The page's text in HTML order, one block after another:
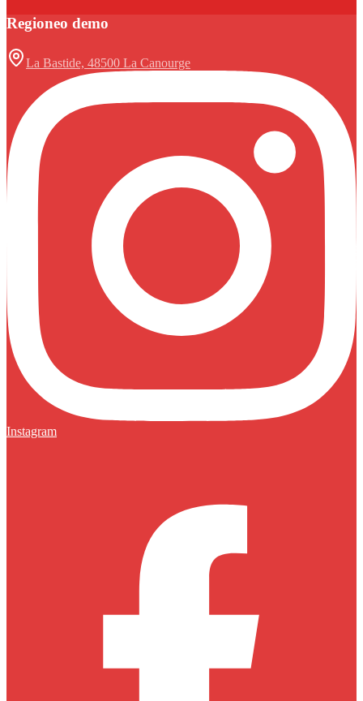
Regioneo demo
La Bastide, 48500 La Canourge
Instagram